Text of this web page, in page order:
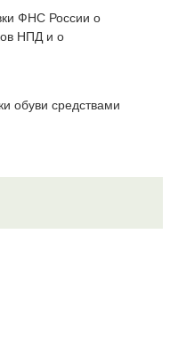
ФНС России о
НПД и о
обуви средствами